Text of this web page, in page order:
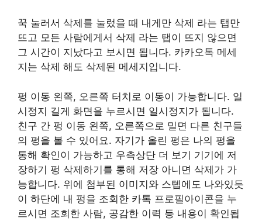
꾹 눌러서 삭제를 눌렀을 때 내게만 삭제 라는 탭만
뜨고 모든 사람에게서 삭제 라는 탭이 뜨지 않으면
그 시간이 지났다고 보시면 됩니다. 카카오톡 메세
지는 삭제 해도 삭제된 메세지입니다.
펑 이동 왼쪽, 오른쪽 터치로 이동이 가능합니다. 일
시정지 길게 화면을 누르시면 일시정지가 됩니다.
친구 간 펑 이동 왼쪽, 오른쪽으로 밀면 다른 친구들
의 펑을 볼 수 있어요. 자기가 올린 펑은 나의 펑을
통해 확인이 가능하고 우측상단 더 보기 기기에 저
장하기 펑 삭제하기를 통해 저장 아니면 삭제가 가
능합니다. 위에 첨부된 이미지와 스텝에도 나와있듯
이 하단에 내 펑을 조회한 카톡 프로필아이콘을 누
르시면 조회한 사람, 공감한 이력 등 내용이 확인됩